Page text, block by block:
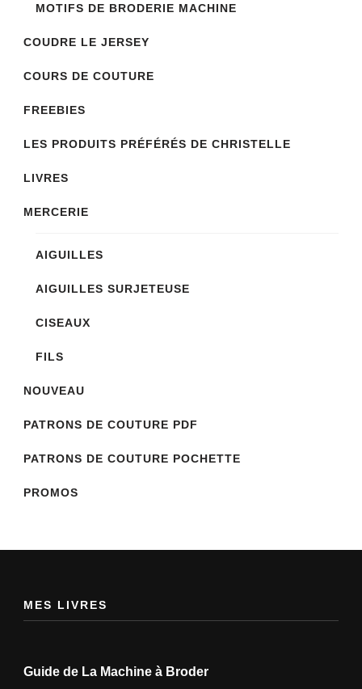
MOTIFS DE BRODERIE MACHINE
COUDRE LE JERSEY
COURS DE COUTURE
FREEBIES
LES PRODUITS PRÉFÉRÉS DE CHRISTELLE
LIVRES
MERCERIE
AIGUILLES
AIGUILLES SURJETEUSE
CISEAUX
FILS
NOUVEAU
PATRONS DE COUTURE PDF
PATRONS DE COUTURE POCHETTE
PROMOS
MES LIVRES
Guide de La Machine à Broder